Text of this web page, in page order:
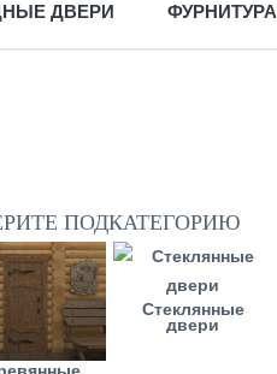
ДВЕРИ ФУРНИТУРА
ПОДКАТЕГОРИЮ
Стеклянные
двери